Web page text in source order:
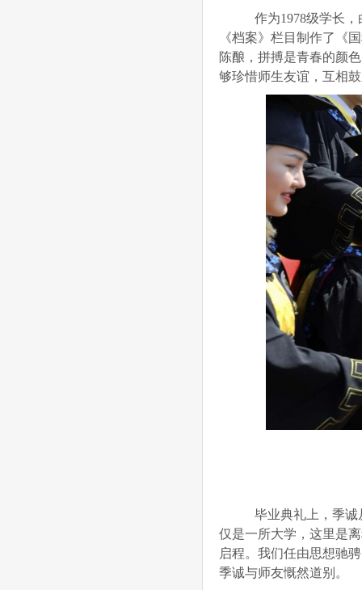
作为1978级学长，
《档案》栏目制作了《
陈酿，拼搏是青春的颜
够珍惜师生友谊，互相
毕业典礼上，季诚
仅是一所大学，这里是
启程。我们任由思想驰
季诚与师友慨然道别。